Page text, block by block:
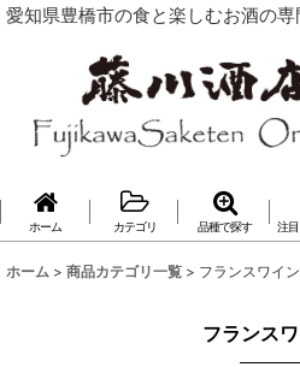
愛知県豊橋市の食と楽しむお酒の専
ホーム カテゴリ 品種で探す 注
ホーム > 商品カテゴリ一覧 > フランスワイン
フランス